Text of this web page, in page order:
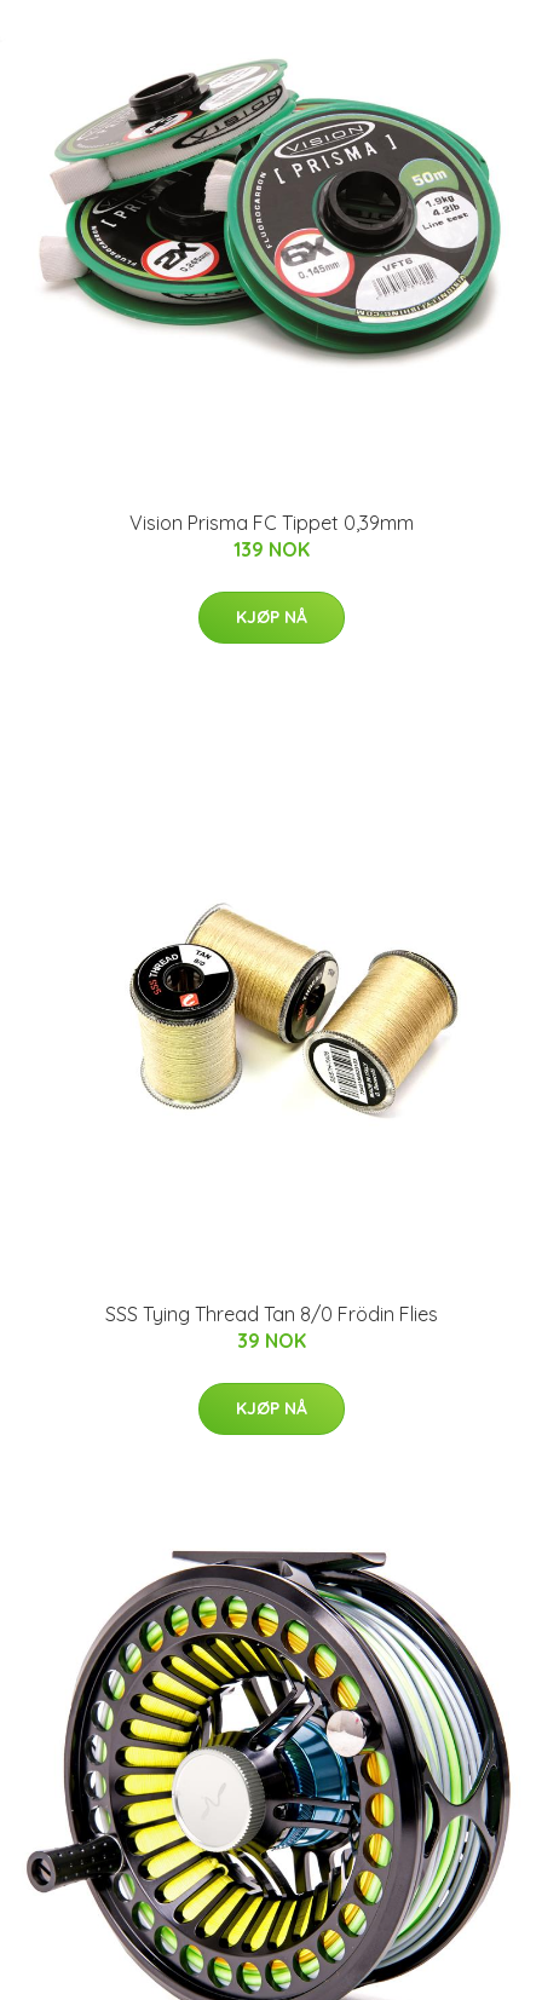
Vision Prisma FC Tippet 0,39mm
139 NOK
KJØP NÅ
SSS Tying Thread Tan 8/0 Frödin Flies
39 NOK
KJØP NÅ